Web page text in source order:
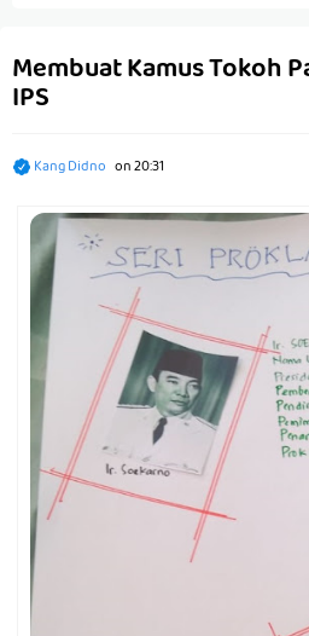
Membuat Kamus Tokoh
IPS
Kang Didno on20:31